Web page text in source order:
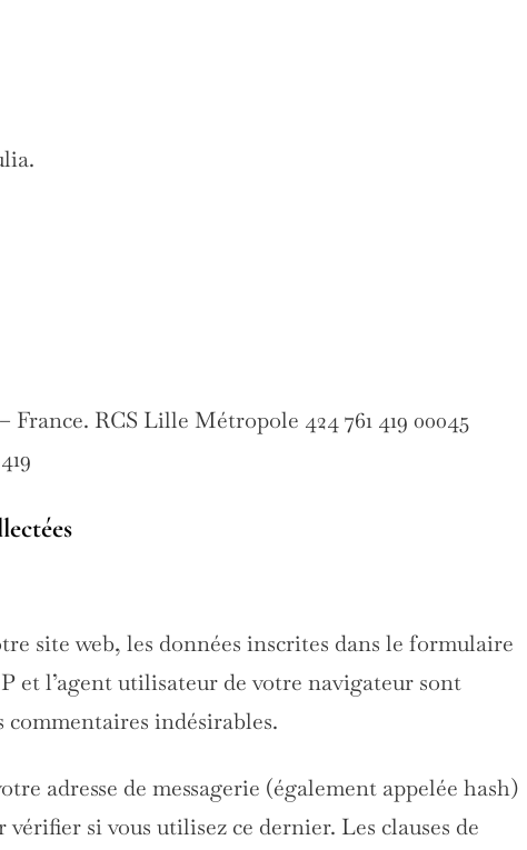
RCS Lille Métropole 424 761 419 00045
site web, les données inscrites dans le formulaire
et l’agent utilisateur de votre navigateur sont
commentaires indésirables.
adresse de messagerie (également appelée hash)
si vous utilisez ce dernier. Les clauses de